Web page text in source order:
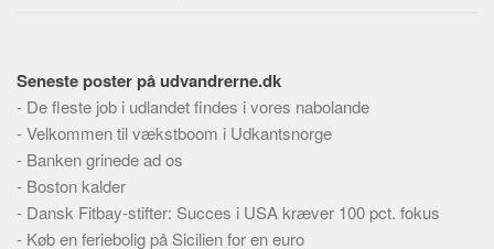
Skribenter
Personer
Steder
Kilder
Om
Seneste poster på udvandrerne.dk
- De fleste job i udlandet findes i vores nabolande
-Velkommen til vækstboom i Udkantsnorge
- Banken grinede ad os
- Boston kalder
- Dansk Fitbay-stifter: Succes i USA kræver 100 pct. fokus
- Køb en feriebolig på Sicilien for en euro